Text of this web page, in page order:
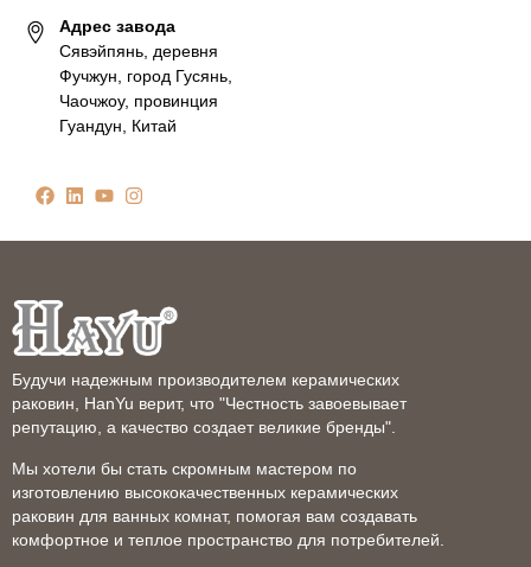
Адрес завода
Сявэйпянь, деревня
Фучжун, город Гусянь,
Чаочжоу, провинция
Гуандун, Китай
Будучи надежным производителем керамических
раковин, HanYu верит, что "Честность завоевывает
репутацию, а качество создает великие бренды".
Мы хотели бы стать скромным мастером по
изготовлению высококачественных керамических
раковин для ванных комнат, помогая вам создавать
комфортное и теплое пространство для потребителей.